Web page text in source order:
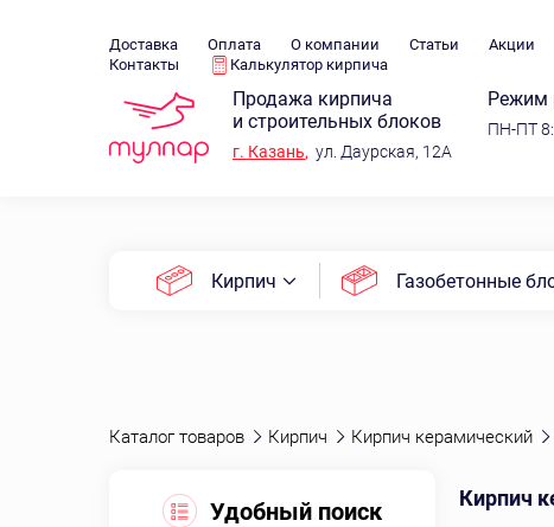
Доставка Оплата О компании Статьи Акции
Контакты
Калькулятор кирпича
Продажа кирпича
и строительных блоков
г. Казань, ул. Даурская, 12А
Режим
ПН-ПТ
Кирпич Газобетонные
Каталог товаров Кирпич Кирпич керамический
Удобный поиск Кирпич